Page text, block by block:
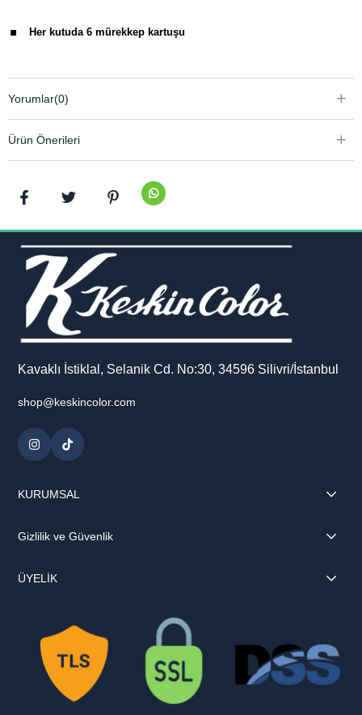
. Her kutuda 6 mürekkep kartuşu
Yorumlar(0)
Ürün Önerileri
Kavaklı İstiklal, Selanik Cd. No:30, 34596 Silivri/İstanbul
shop@keskincolor.com
KURUMSAL
Gizlilik ve Güvenlik
ÜYELİK